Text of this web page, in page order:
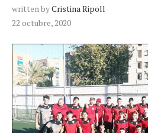
written byCristina Ripoll
22 octubre, 2020